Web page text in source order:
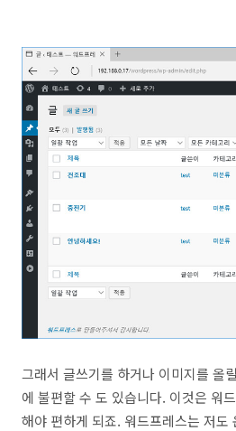
그래서 글쓰기를 하거나 이미지를 올
에 불편할 수 도 있습니다. 이것은 워
해야 편하게 되죠. 워드프레스는 저도